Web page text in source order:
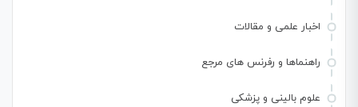
اخبار علمی و مقالات
راهنماها و رفرنس های مرجع
علوم بالینی و پزشکی